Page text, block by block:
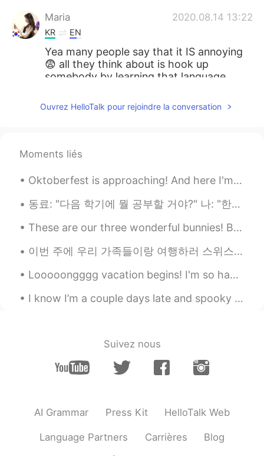
Maria 2020.08.14 13:22
KR EN
Yea many people say that it IS annoying
😨 all they think about is hook up
somebody by learning that language
kidy 2020.08.14 13:22
한국도 비슷하다면 비슷...
KR EN
한국도 이런거 있어요
Ouvrez HelloTalk pour rejoindre la conversation
Moments liés
Oktoberfest is approaching! And here I'm stuck in a dilemma whether I should buy a new set of Dir...
동료: "다음 학기에 뭘 공부할 거야?" 나: "한국어학!" 동료: "어... 아시아인이 되고 싶으니..?" 나: "음... 아니? 그냥 네덜란드 사람 되고 싶어?" 동료...
These are our three wonderful bunnies! Because of the warm weather they made a little spot in fro...
이번 주에 우리 가족들이랑 여행하러 스위스와 독일에 갔어요! 스위스에 있었을 때 세계에서 가장 가파른 톱니바퀴 길로 갔어요. 정상에세(2100 M) 계곡까지(450 M) 걸어...
Looooongggg vacation begins! I'm so happy that I could finally can sleep all day long and don't h...
I know I’m a couple days late and spooky season is over but I was too distracted by the snow. Yes...
Suivez nous
AI Grammar Press Kit HelloTalk Web
Language Partners Carrières Blog